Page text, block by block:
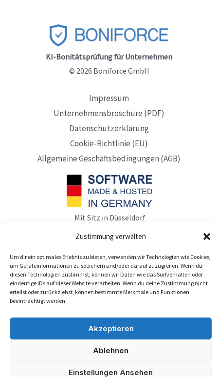
Zustimmung verwalten
Um dir ein optimales Erlebnis zu bieten, verwenden wir Technologien wie Cookies,
um Geräteinformationen zu speichern und/oder darauf zuzugreifen. Wenn du
diesen Technologien zustimmst, können wir Daten wie das Surfverhalten oder
eindeutige IDs auf dieser Website verarbeiten. Wenn du deine Zustimmung nicht
erteilst oder zurückziehst, können bestimmte Merkmale und Funktionen
beeinträchtigt werden.
Akzeptieren
Ablehnen
Einstellungen Ansehen
KI-Bonitätsprüfung für Unternehmen
© 2026 Boniforce GmbH
Impressum
Unternehmensbroschüre (PDF)
Datenschutzerklärung
Cookie-Richtlinie (EU)
Allgemeine Geschäftsbedingungen (AGB)
Mit Sitz in Düsseldorf
Abonnieren